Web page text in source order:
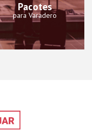
Pacotes
para Varadero